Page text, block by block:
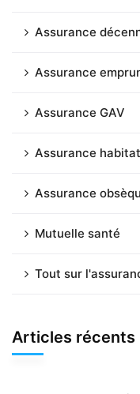
Assurance
Assurance
Assurance GAV
Assurance
Assurance
Mutuelle santé
Tout sur
Articles récents